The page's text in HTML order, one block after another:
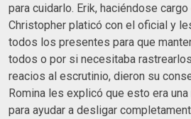
para cuidarlo. Erik, haciéndose
Christopher platicó con el oficial y
todos los presentes para que
todos o por si necesitaba
reacios al escrutinio, dieron su
Romina les explicó que esto era
para ayudar a desligar